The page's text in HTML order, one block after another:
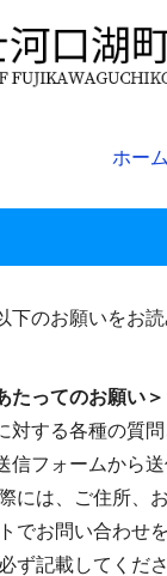
ホーム
下のお願いをお読
たってのお願い＞
対する各種の質
信フォームから送
には、ご住所、
でお問い合わせ
ず記載してくだ